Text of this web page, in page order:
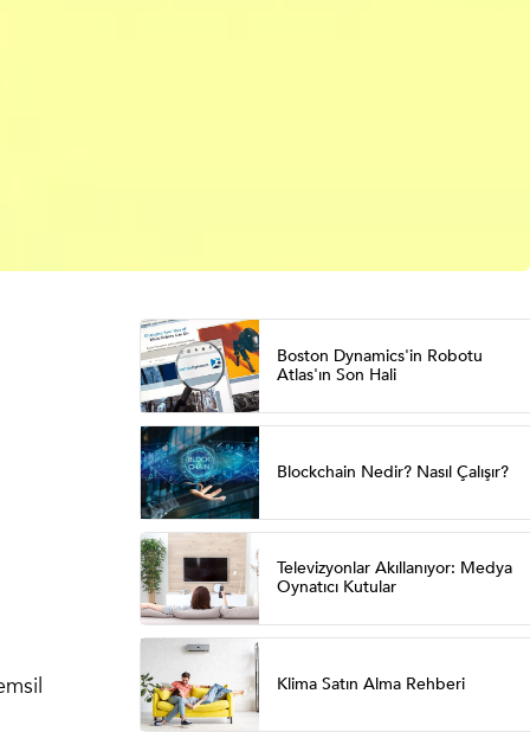
Boston Dynamics'in Robotu
Atlas'ın Son Hali
Blockchain Nedir? Nasıl Çalışır?
Televizyonlar Akıllanıyor: Medya
Oynatıcı Kutular
Klima Satın Alma Rehberi